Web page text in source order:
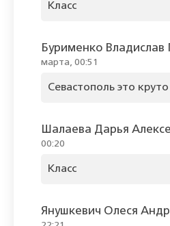
Класс
Бурименко Владислав
марта, 00:51
Севастополь это круто
Шалаева Дарья
00:20
Класс
Янушкевич Олеся